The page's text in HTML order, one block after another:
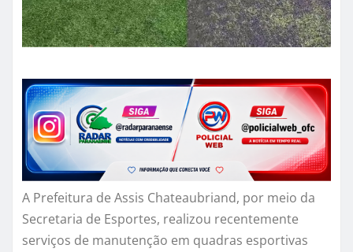
A Prefeitura de Assis Chateaubriand, por meio da
Secretaria de Esportes, realizou recentemente
serviços de manutenção em quadras esportivas